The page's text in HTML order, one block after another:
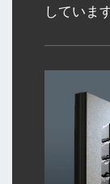
しています